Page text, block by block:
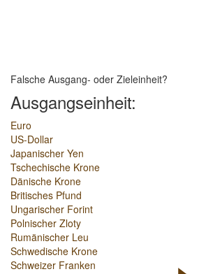
Falsche Ausgang- oder Zieleinheit?
Ausgangseinheit:
Euro
US-Dollar
Japanischer Yen
Tschechische Krone
Dänische Krone
Britisches Pfund
Ungarischer Forint
Polnischer Zloty
Rumänischer Leu
Schwedische Krone
Schweizer Franken